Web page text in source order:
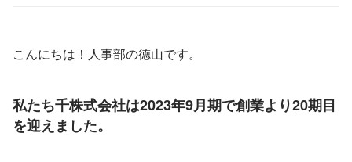
こんにちは！人事部の徳山です。
私たち千株式会社は2023年9月期で創業より20期目
を迎えました。